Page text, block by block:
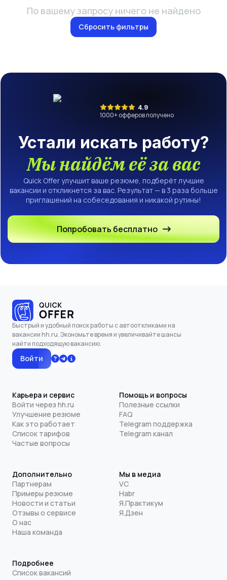
По вашему запросу ничего не найдено
Сбросить фильтры
4.9
1000+ офферов получено
Устали искать работу?
Мы найдём её за вас
Quick Offer улучшит ваше резюме, подберёт лучшие
вакансии и откликнется за вас. Результат — в 3 раза больше
приглашений на собеседования и никакой рутины!
Попробовать бесплатно
Быстрый и удобный поиск работы с автооткликами на
вакансии hh.ru. Экономьте время и увеличивайте шансы
найти подходящую вакансию.
Войти
Карьера и сервис
Войти через hh.ru
Улучшение резюме
Как это работает
Список тарифов
Частые вопросы
Помощь и вопросы
Полезные ссылки
FAQ
Telegram поддержка
Telegram канал
Дополнительно
Партнерам
Примеры резюме
Новости и статьи
Отзывы о сервисе
О нас
Наша команда
Мы в медиа
VC
Habr
Я.Практикум
Я.Дзен
Подробнее
Список вакансий